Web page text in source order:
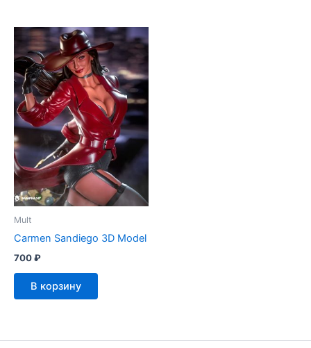
Mult
Carmen Sandiego 3D Model
700₽
В корзину